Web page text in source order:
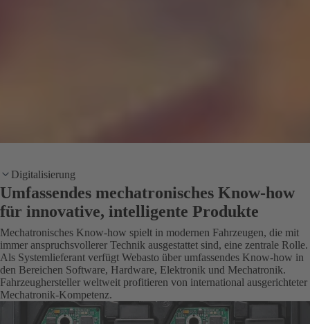
Digitalisierung
Umfassendes mechatronisches Know-how
für innovative, intelligente Produkte
Mechatronisches Know-how spielt in modernen Fahrzeugen, die mit
immer anspruchsvollerer Technik ausgestattet sind, eine zentrale Rolle.
Als Systemlieferant verfügt Webasto über umfassendes Know-how in
den Bereichen Software, Hardware, Elektronik und Mechatronik.
Fahrzeughersteller weltweit profitieren von international ausgerichteter
Mechatronik-Kompetenz.